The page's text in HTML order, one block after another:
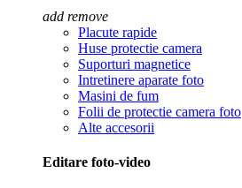
add remove
Placute rapide
Huse protectie camera
Suporturi magnetice
Intretinere aparate foto
Masini de fum
Folii de protectie camera foto
Alte accesorii
Editare foto-video